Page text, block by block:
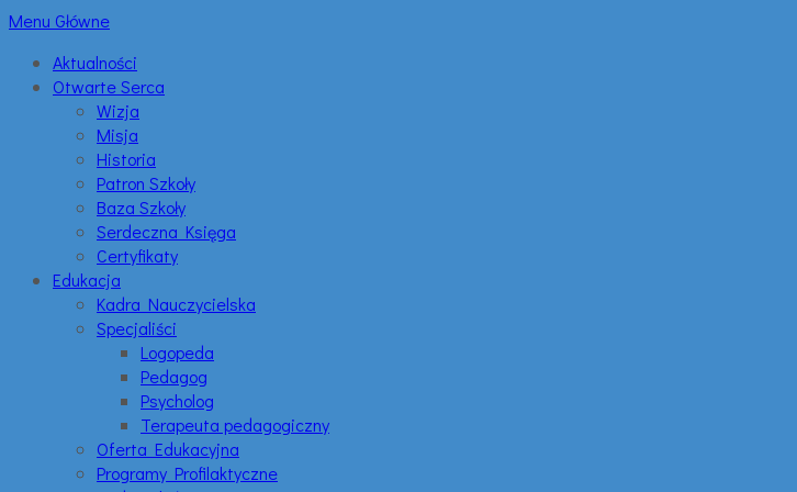
Menu Główne
Aktualności
Otwarte Serca
Wizja
Misja
Historia
Patron Szkoły
Baza Szkoły
Serdeczna Księga
Certyfikaty
Edukacja
Kadra Nauczycielska
Specjaliści
Logopeda
Pedagog
Psycholog
Terapeuta pedagogiczny
Oferta Edukacyjna
Programy Profilaktyczne